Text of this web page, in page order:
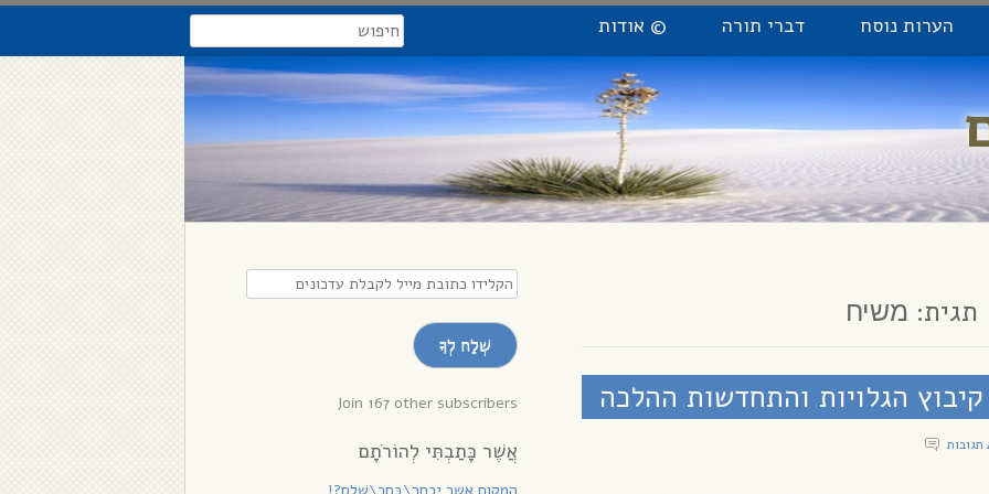
הערות נוסח דברי תורה © אודות search
תגית: משיח
הגלויות והתחדשות ההלכה
הקלידו
כתובת
מייל
לקבלת
עדכונים
שְׁלַח לְךָ
Join 167 other subscribers
אֲשֶׁר כָּתַבְתִּי לְהוֹרֹתָם